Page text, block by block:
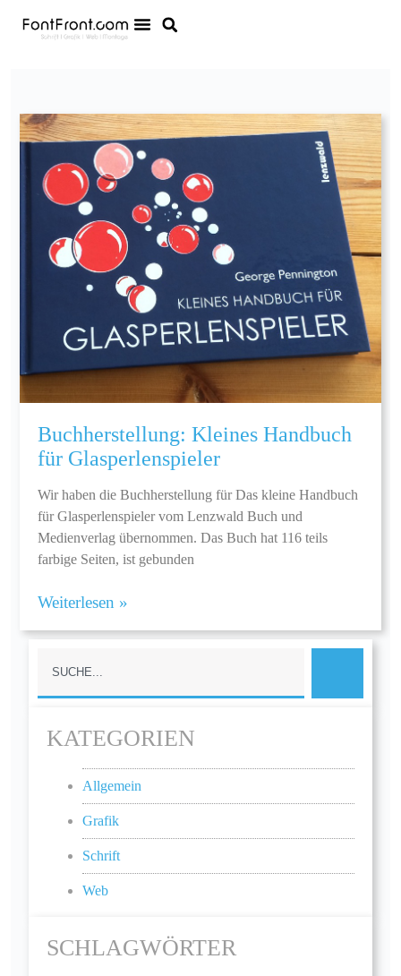
Buchherstellung: Kleines Handbuch
für Glasperlenspieler
Wir haben die Buchherstellung für Das kleine Handbuch
für Glasperlenspieler vom Lenzwald Buch und
Medienverlag übernommen. Das Buch hat 116 teils
farbige Seiten, ist gebunden
Weiterlesen »
KATEGORIEN
Allgemein
Grafik
Schrift
Web
SCHLAGWÖRTER